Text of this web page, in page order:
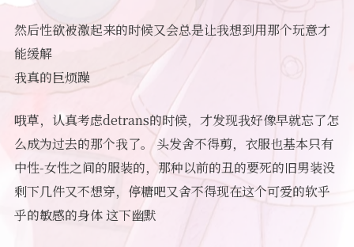
然后性欲被激起来的时候又会总是让我想到用那个玩意才
能缓解
我真的巨烦躁
哦草，认真考虑detrans的时候，才发现我好像早就忘了怎
么成为过去的那个我了。 头发舍不得剪，衣服也基本只有
中性-女性之间的服装的，那种以前的丑的要死的旧男装没
剩下几件又不想穿，停糖吧又舍不得现在这个可爱的软乎
乎的敏感的身体 这下幽默